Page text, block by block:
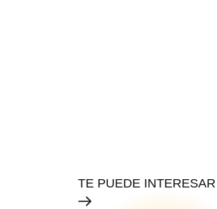
TE PUEDE INTERESAR